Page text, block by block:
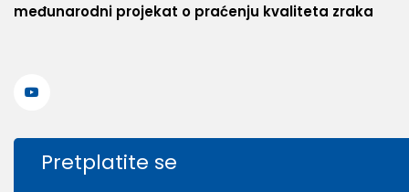
međunarodni projekat o praćenju kvaliteta zraka
Pretplatite se